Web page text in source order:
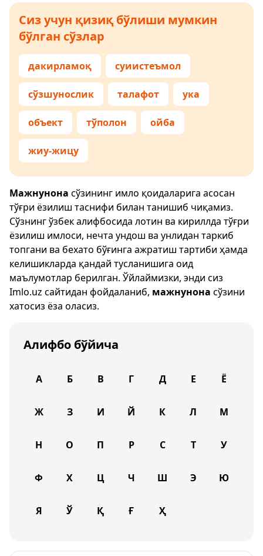
Сиз учун қизиқ бўлиши мумкин
бўлган сўзлар
дакирламоқ суиистеъмол
сўзшунослик талафот ука
объект тўполон ойба
жиу-жицу
Мажнунона сўзининг имло қоидаларига асосан
тўғри ёзилиш таснифи билан танишиб чиқамиз.
Сўзнинг ўзбек алифбосида лотин ва кириллда тўғри
ёзилиш имлоси, нечта ундош ва унлидан таркиб
топгани ва бехато бўғинга ажратиш тартиби ҳамда
келишикларда қандай тусланишига оид
маълумотлар берилган. Ўйлаймизки, энди сиз
Imlo.uz сайтидан фойдаланиб, мажнунона сўзини
хатосиз ёза оласиз.
Алифбо бўйича
А Б В Г Д Е Ё
Ж З И Й К Л М
Н О П Р С Т У
Ф Х Ц Ч Ш Э Ю
Я Ў Қ Ғ Ҳ